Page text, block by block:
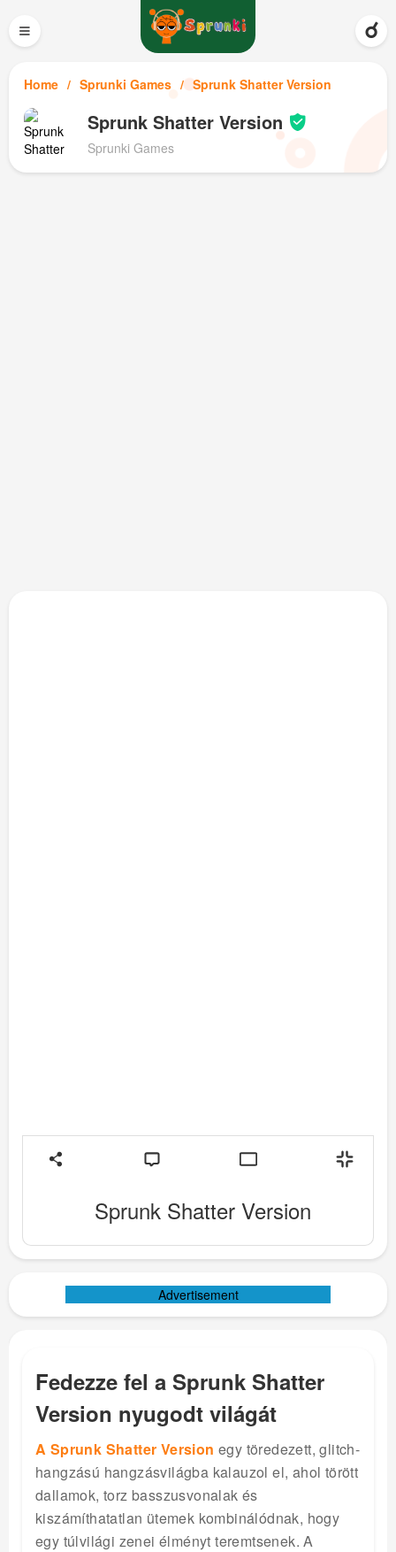
≡
Home Sprunki Games Sprunk Shatter Version
Sprunk Shatter Version
Sprunki Games
Sprunk Shatter Version
Advertisement
Fedezze fel a Sprunk Shatter
Version nyugodt világát
A Sprunk Shatter Version egy töredezett, glitch-
hangzású hangzásvilágba kalauzol el, ahol törött
dallamok, torz basszusvonalak és
kiszámíthatatlan ütemek kombinálódnak, hogy
egy túlvilági zenei élményt teremtsenek. A